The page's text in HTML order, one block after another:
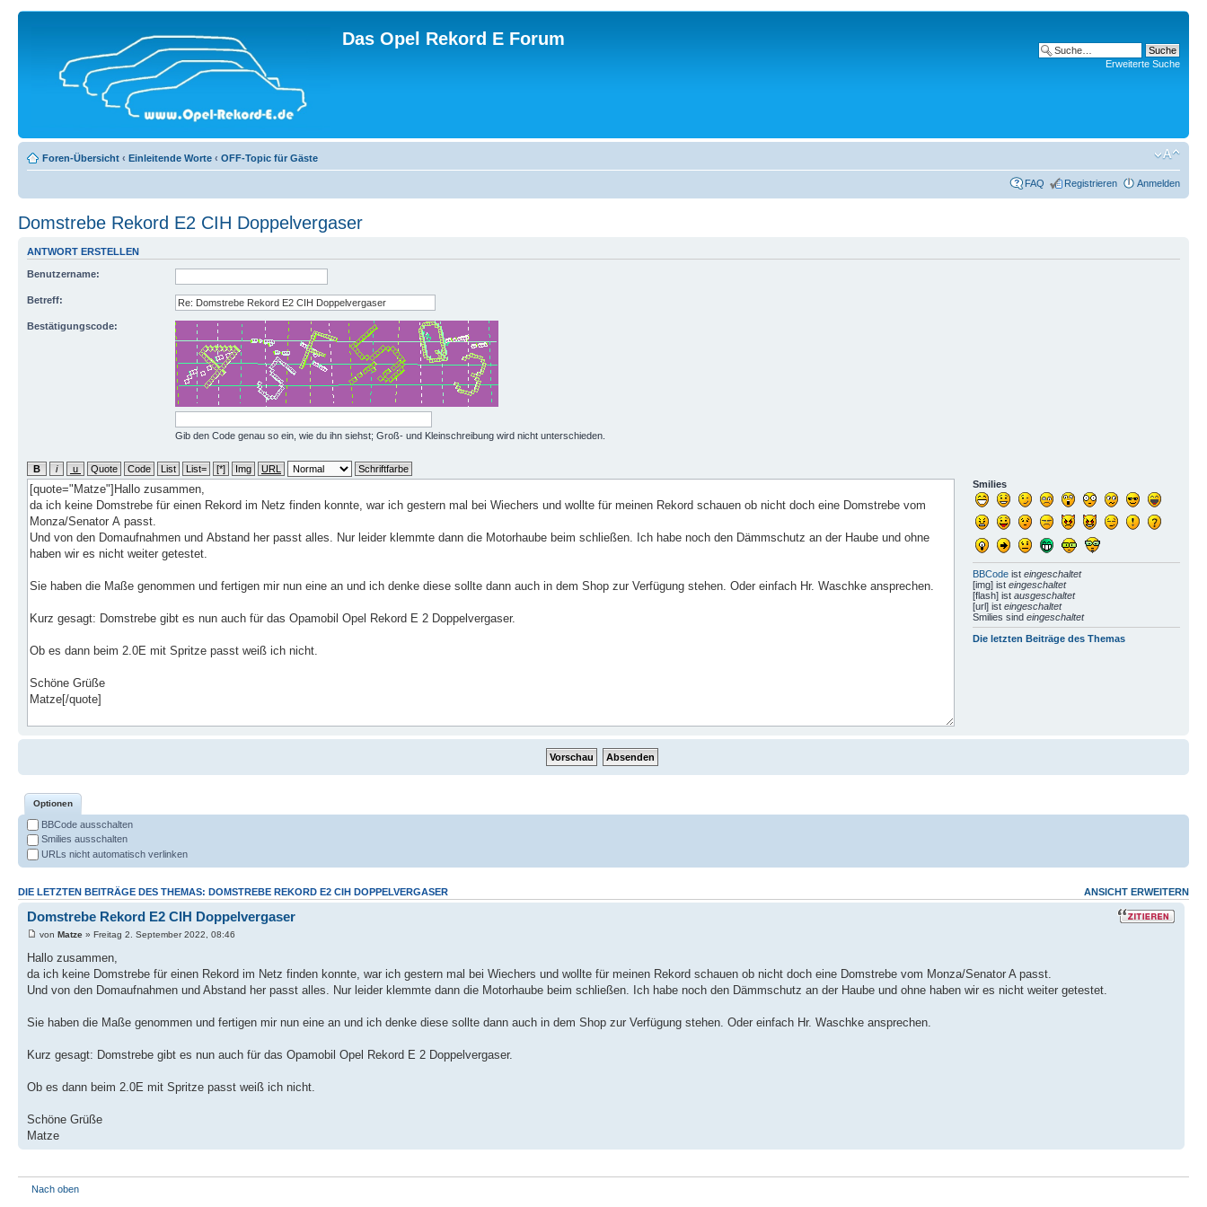
Das Opel Rekord E Forum
Erweiterte Suche
Foren-Übersicht ‹ Einleitende Worte ‹ OFF-Topic für Gäste
FAQ Registrieren Anmelden
Domstrebe Rekord E2 CIH Doppelvergaser
ANTWORT ERSTELLEN
Benutzername:
Betreff:
Bestätigungscode:
Gib den Code genau so ein, wie du ihn siehst; Groß- und Kleinschreibung wird nicht unterschieden.
Smilies
BBCodeist eingeschaltet
[img] ist eingeschaltet
[flash] ist ausgeschaltet
[url] ist eingeschaltet
Smilies sind eingeschaltet
Die letzten Beiträge des Themas
Optionen
BBCode ausschalten
Smilies ausschalten
URLs nicht automatisch verlinken
ANSICHT ERWEITERN
DIE LETZTEN BEITRÄGE DES THEMAS: DOMSTREBE REKORD E2 CIH DOPPELVERGASER
Domstrebe Rekord E2 CIH Doppelvergaser
von Matze » Freitag 2. September 2022, 08:46
Hallo zusammen,
da ich keine Domstrebe für einen Rekord im Netz finden konnte, war ich gestern mal bei Wiechers und wollte für meinen Rekord schauen ob nicht doch eine Domstrebe vom Monza/Senator A passt.
Und von den Domaufnahmen und Abstand her passt alles. Nur leider klemmte dann die Motorhaube beim schließen. Ich habe noch den Dämmschutz an der Haube und ohne haben wir es nicht weiter getestet.
Sie haben die Maße genommen und fertigen mir nun eine an und ich denke diese sollte dann auch in dem Shop zur Verfügung stehen. Oder einfach Hr. Waschke ansprechen.
Kurz gesagt: Domstrebe gibt es nun auch für das Opamobil Opel Rekord E 2 Doppelvergaser.
Ob es dann beim 2.0E mit Spritze passt weiß ich nicht.
Schöne Grüße
Matze
Nach oben